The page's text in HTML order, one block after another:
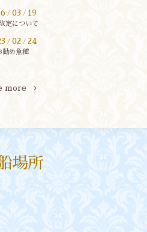
/ 03 / 19
定について
/ 02 / 24
勧め魚種
more
場所